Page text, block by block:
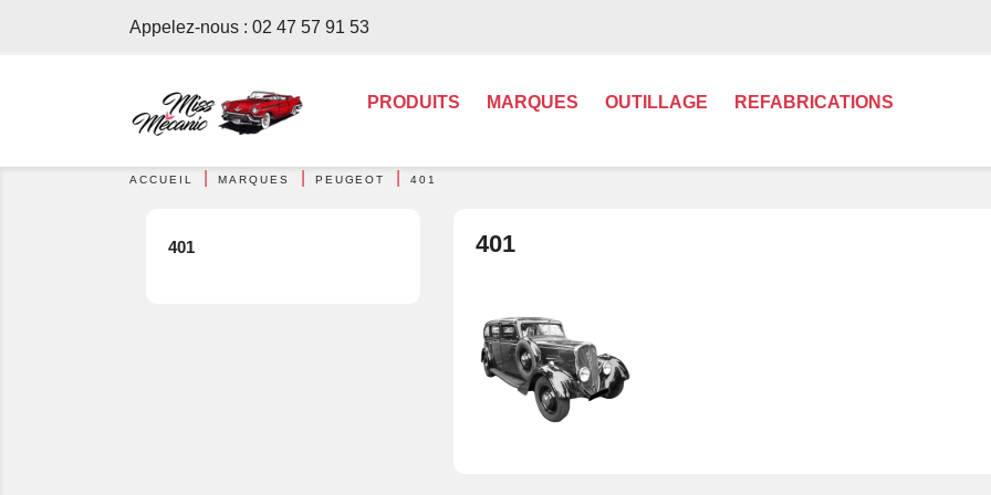
Appelez-nous : 02 47 57 91 53
PRODUITS MARQUES OUTILLAGE REFABRICATIONS
ACCUEIL MARQUES PEUGEOT 401
401 401